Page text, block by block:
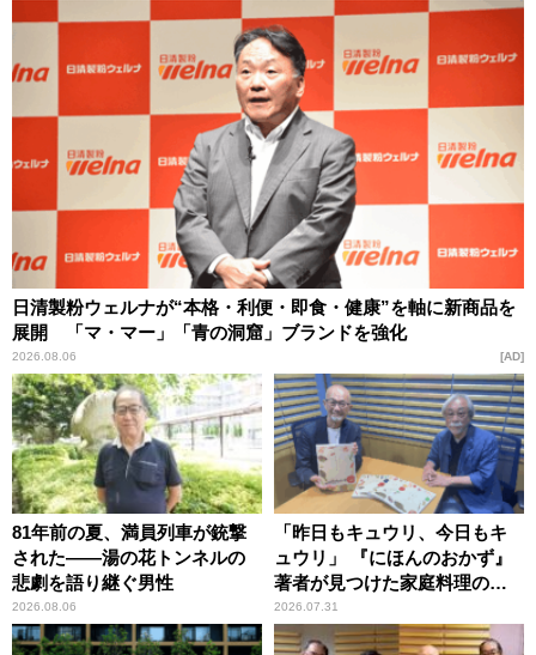
日清製粉ウェルナが“本格・利便・即食・健康”を軸に新商品を
展開 「マ・マー」「青の洞窟」ブランドを強化
2026.08.06 AD
81年前の夏、満員列車が銃撃
された――湯の花トンネルの
悲劇を語り継ぐ男性
2026.08.06
「昨日もキュウリ、今日もキ
ュウリ」 『にほんのおかず』
著者が見つけた家庭料理の知
恵
2026.07.31